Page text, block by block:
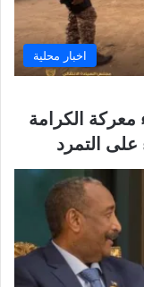
اخبار محلية
معركة الكرامة
على التمرد